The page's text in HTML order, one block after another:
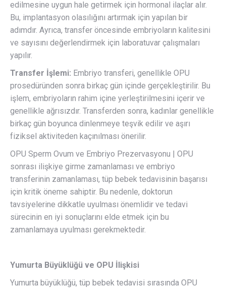
edilmesine uygun hale getirmek için hormonal ilaçlar alır.
Bu, implantasyon olasılığını artırmak için yapılan bir
adımdır. Ayrıca, transfer öncesinde embriyoların kalitesini
ve sayısını değerlendirmek için laboratuvar çalışmaları
yapılır.
Transfer İşlemi: Embriyo transferi, genellikle OPU
prosedüründen sonra birkaç gün içinde gerçekleştirilir. Bu
işlem, embriyoların rahim içine yerleştirilmesini içerir ve
genellikle ağrısızdır. Transferden sonra, kadınlar genellikle
birkaç gün boyunca dinlenmeye teşvik edilir ve aşırı
fiziksel aktiviteden kaçınılması önerilir.
OPU Sperm Ovum ve Embriyo Prezervasyonu | OPU
sonrası ilişkiye girme zamanlaması ve embriyo
transferinin zamanlaması, tüp bebek tedavisinin başarısı
için kritik öneme sahiptir. Bu nedenle, doktorun
tavsiyelerine dikkatle uyulması önemlidir ve tedavi
sürecinin en iyi sonuçlarını elde etmek için bu
zamanlamaya uyulması gerekmektedir.
Yumurta Büyüklüğü ve OPU İlişkisi
Yumurta büyüklüğü, tüp bebek tedavisi sırasında OPU